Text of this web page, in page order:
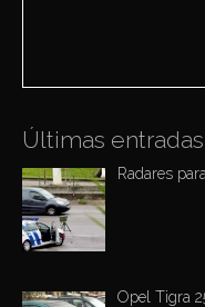
n
Últimas entradas
Radares
Opel Tigra